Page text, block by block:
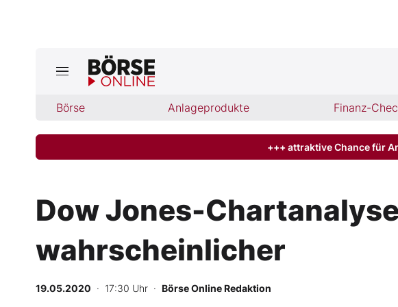
Börse Anlageprodukte Finanz-
Jetzt aktuelle Ausgabe BÖRSE ONLINE lesen
Finanz-Check
Abo & Shop
BO-Musterdepots
+++ attraktive Chance für
Dow Jones-
wahrscheinlicher
19.05.2020 · 17:30 Uhr · Börse Online Redaktion